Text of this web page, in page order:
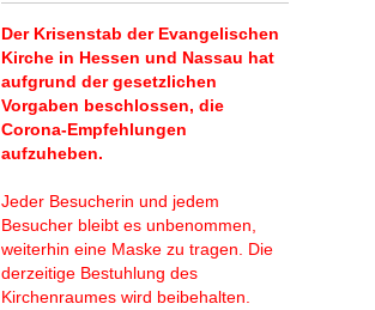
Der Krisenstab der Evangelischen
Kirche in Hessen und Nassau hat
aufgrund der gesetzlichen
Vorgaben beschlossen, die
Corona-Empfehlungen
aufzuheben.
Jeder Besucherin und jedem
Besucher bleibt es unbenommen,
weiterhin eine Maske zu tragen. Die
derzeitige Bestuhlung des
Kirchenraumes wird beibehalten.